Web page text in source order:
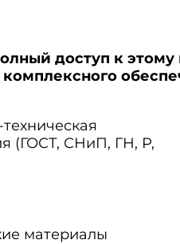
доступ к
(ГОСТ, СНиП, ГН, Р,
материалы